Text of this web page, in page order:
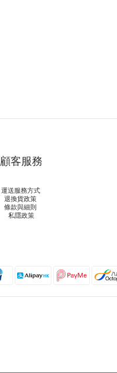
顧客服務
運送服務方式
退換貨政策
條款與細則
私隱政策